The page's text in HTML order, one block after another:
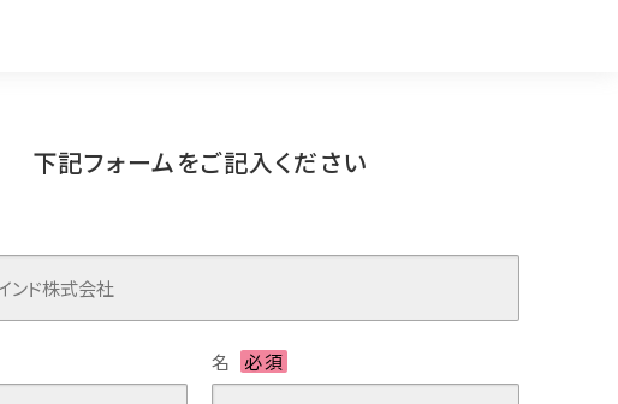
下記フォームをご記入ください
名 必須